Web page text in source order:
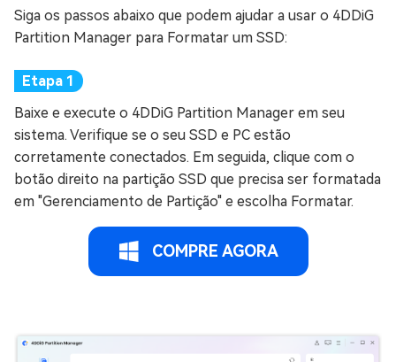
Siga os passos abaixo que podem ajudar a usar o 4DDiG
Partition Manager para Formatar um SSD:
Baixe e execute o 4DDiG Partition Manager em seu
sistema. Verifique se o seu SSD e PC estão
corretamente conectados. Em seguida, clique com o
botão direito na partição SSD que precisa ser formatada
em "Gerenciamento de Partição" e escolha Formatar.
COMPRE AGORA